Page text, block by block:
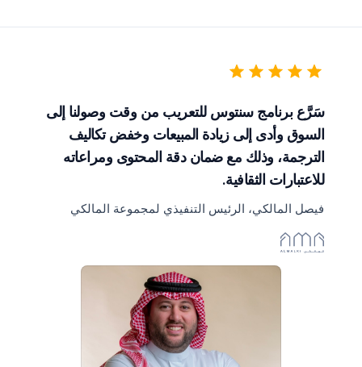
سَرَّع برنامج سنتوس للتعريب من وقت وصولنا إلى
السوق وأدى إلى زيادة المبيعات وخفض تكاليف
الترجمة، وذلك مع ضمان دقة المحتوى ومراعاته
للاعتبارات الثقافية.
فيصل المالكي، الرئيس التنفيذي لمجموعة المالكي